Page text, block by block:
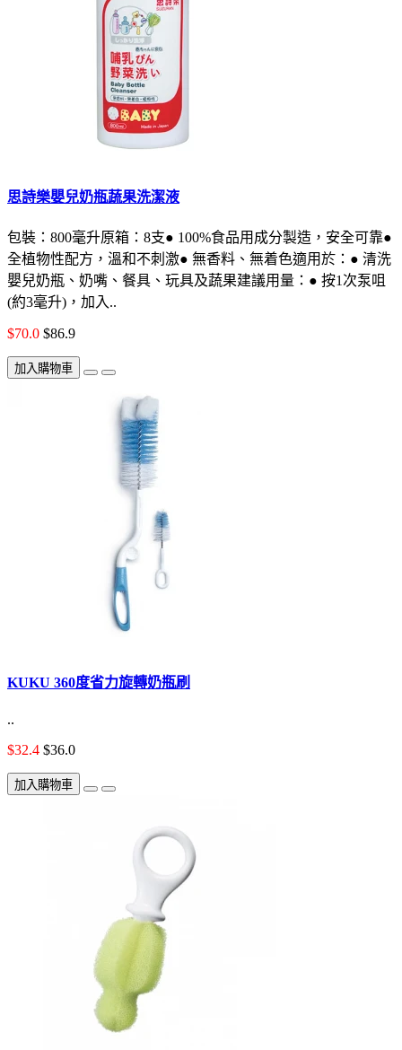
思詩樂嬰兒奶瓶蔬果洗潔液
包裝：800毫升原箱：8支● 100%食品用成分製造，安全可靠●
全植物性配方，溫和不刺激● 無香料、無着色適用於：● 清洗
嬰兒奶瓶、奶嘴、餐具、玩具及蔬果建議用量：● 按1次泵咀
(約3毫升)，加入..
$70.0 $86.9
加入購物車
KUKU 360度省力旋轉奶瓶刷
..
$32.4 $36.0
加入購物車